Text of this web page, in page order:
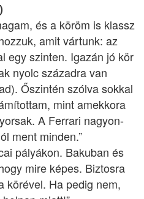
és a köröm is klassz
amit vártunk: az
egy szinten. Igazán jó kör
nyolc századra van
Őszintén szólva sokkal
mint amekkora
A Ferrari nagyon-
ment minden.”
pályákon. Bakuban és
mire képes. Biztosra
körével. Ha pedig nem,